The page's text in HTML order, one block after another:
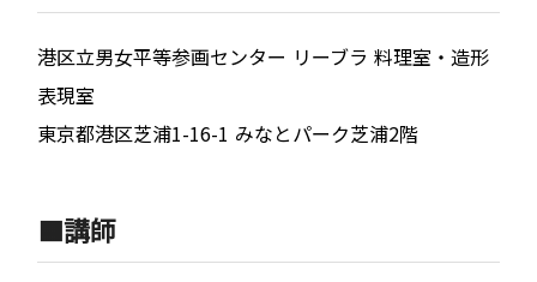
港区立男女平等参画センター リーブラ 料理室・造形
表現室
東京都港区芝浦1-16-1 みなとパーク芝浦2階
🟧講師